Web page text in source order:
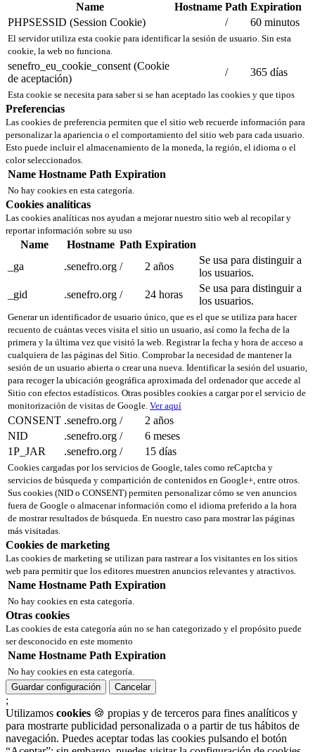
Name Hostname Path Expiration
PHPSESSID (Session Cookie)
/ 60 minutos
El servidor utiliza esta cookie para identificar la sesión de usuario. Sin esta
cookie, la web no funciona.
senefro_eu_cookie_consent (Cookie
de aceptación)
/ 365 días
Esta cookie se necesita para saber si se han aceptado las cookies y que tipos
Preferencias
Las cookies de preferencia permiten que el sitio web recuerde información para
personalizar la apariencia o el comportamiento del sitio web para cada usuario.
Esto puede incluir el almacenamiento de la moneda, la región, el idioma o el
color seleccionados.
Name Hostname Path Expiration
No hay cookies en esta categoría.
Cookies analíticas
Las cookies analíticas nos ayudan a mejorar nuestro sitio web al recopilar y
reportar información sobre su uso
Name Hostname Path Expiration
_ga
.senefro.org / 2 años
Se usa para distinguir a
los usuarios.
_gid
.senefro.org / 24 horas
Se usa para distinguir a
los usuarios.
Generar un identificador de usuario único, que es el que se utiliza para hacer
recuento de cuántas veces visita el sitio un usuario, así como la fecha de la
primera y la última vez que visitó la web. Registrar la fecha y hora de acceso a
cualquiera de las páginas del Sitio. Comprobar la necesidad de mantener la
sesión de un usuario abierta o crear una nueva. Identificar la sesión del usuario,
para recoger la ubicación geográfica aproximada del ordenador que accede al
Sitio con efectos estadísticos. Otras posibles cookies a cargar por el servicio de
monitorización de visitas de Google. Ver aquí
CONSENT .senefro.org /
2 años
NID
.senefro.org /
6 meses
1P_JAR
.senefro.org / 15 días
Cookies cargadas por los servicios de Google, tales como reCaptcha y
servicios de búsqueda y compartición de contenidos en Google+, entre otros.
Sus cookies (NID o CONSENT) permiten personalizar cómo se ven anuncios
fuera de Google o almacenar información como el idioma preferido a la hora
de mostrar resultados de búsqueda. En nuestro caso para mostrar las páginas
más visitadas.
Cookies de marketing
Las cookies de marketing se utilizan para rastrear a los visitantes en los sitios
web para permitir que los editores muestren anuncios relevantes y atractivos.
Name Hostname Path Expiration
No hay cookies en esta categoría.
Otras cookies
Las cookies de esta categoría aún no se han categorizado y el propósito puede
ser desconocido en este momento
Name Hostname Path Expiration
No hay cookies en esta categoría.
Guardar configuración
Cancelar
;
Utilizamos cookies 🍪 propias y de terceros para fines analíticos y
para mostrarte publicidad personalizada o a partir de tus hábitos de
navegación. Puedes aceptar todas las cookies pulsando el botón